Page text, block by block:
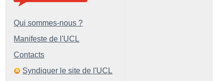
Qui sommes-nous ?
Manifeste de l'UCL
Contacts
Syndiquer le site de l'UCL